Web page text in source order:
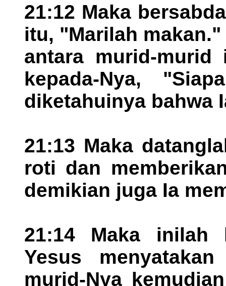
21:12 Maka
itu, "Marilah
antara murid-
kepada-Nya,
diketahuinya bahwa
21:13 Maka
roti dan
demikian juga Ia
21:14 Maka inilah
Yesus
murid-Nya